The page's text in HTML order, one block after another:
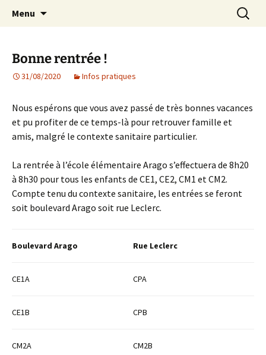
AIP Paris 14 – Association
Indépendante des Parents
d'élèves depuis 1981
Agit – s'Investit – Participe au service des
enfants du secteur scolaire Dolent-Arago-
Menu
Bonne rentrée !
31/08/2020 Infos pratiques
Nous espérons que vous avez passé de très bonnes vacances
et pu profiter de ce temps-là pour retrouver famille et
amis, malgré le contexte sanitaire particulier.
La rentrée à l’école élémentaire Arago s’effectuera de 8h20
à 8h30 pour tous les enfants de CE1, CE2, CM1 et CM2.
Compte tenu du contexte sanitaire, les entrées se feront
soit boulevard Arago soit rue Leclerc.
Boulevard Arago Rue Leclerc
CE1A CPA
CE1B CPB
CM2A CM2B